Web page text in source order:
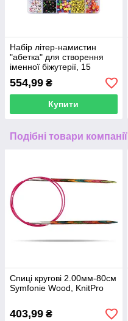
Набір літер-намистин
"абетка" для створення
іменної біжутерії, 15
осередків
554,99 ₴
Купити
Подібні товари компанії
Спиці кругові 2.00мм-80см
Symfonie Wood, KnitPro
403,99 ₴